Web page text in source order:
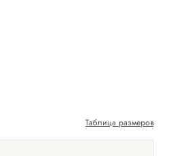
Таблица размеров